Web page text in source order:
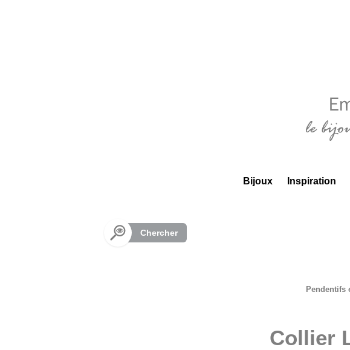
Bijoux Inspiration
Chercher
Pendentifs
Collier